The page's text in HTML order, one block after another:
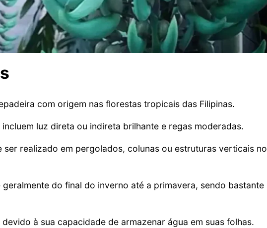
com origem nas florestas tropicais das Filipinas.
incluem luz direta ou indireta brilhante e regas moderadas.
ser realizado em pergolados, colunas ou estruturas verticais no
do final do inverno até a primavera, sendo bastante
à sua capacidade de armazenar água em suas folhas.